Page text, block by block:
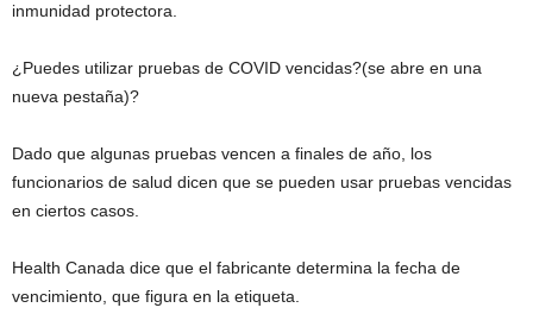
inmunidad protectora.
¿Puedes utilizar pruebas de COVID vencidas?(se abre en una
nueva pestaña)?
Dado que algunas pruebas vencen a finales de año, los
funcionarios de salud dicen que se pueden usar pruebas vencidas
en ciertos casos.
Health Canada dice que el fabricante determina la fecha de
vencimiento, que figura en la etiqueta.